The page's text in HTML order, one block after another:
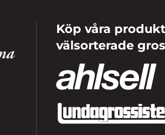
Köp våra
välsorterade